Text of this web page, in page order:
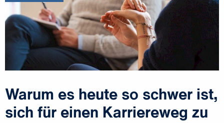
Warum es heute so schwer ist,
sich für einen Karriereweg zu